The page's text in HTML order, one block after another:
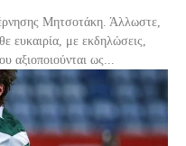
Μητσοτάκη. Άλλωστε,
ευκαιρία, με εκδηλώσεις,
αξιοποιούνται ως...